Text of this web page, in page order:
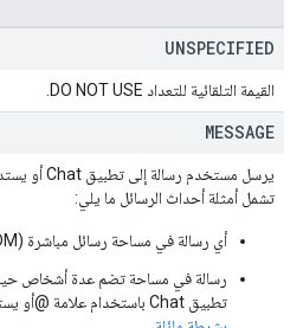
UNSPECIFIED
القيمة التلقائية للتعداد DO NOT USE.
MESSAGE
تشمل أمثلة أحداث الرسائل ما يلي:
أي رسالة في مساحة رسائل مباشرة (DM) مع تطبيق Chat
رسالة في مساحة تضم عدة أشخاص
تطبيق Chat باستخدام علامة @أو يستخدم أحد